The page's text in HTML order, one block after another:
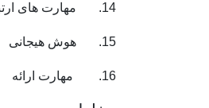
14. مهارت های ارتباطی
15. هوش هیجانی
16. مهارت ارائه